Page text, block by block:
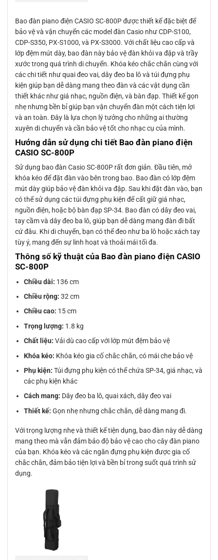
Bao đàn piano điện CASIO SC-800P được thiết kế đặc biệt để
bảo vệ và vận chuyển các model đàn Casio như CDP-S100,
CDP-S350, PX-S1000, và PX-S3000. Với chất liệu cao cấp và
lớp đệm mút dày, bao đàn này bảo vệ đàn khỏi va đập và trầy
xước trong quá trình di chuyển. Khóa kéo chắc chắn cùng với
các chi tiết như quai đeo vai, dây đeo ba lô và túi đựng phụ
kiện giúp bạn dễ dàng mang theo đàn và các vật dụng cần
thiết khác như giá nhạc, nguồn điện, và bàn đạp. Thiết kế gọn
nhẹ nhưng bền bỉ giúp bạn vận chuyển đàn một cách tiện lợi
và an toàn. Đây là lựa chọn lý tưởng cho những ai thường
xuyên di chuyển và cần bảo vệ tốt cho nhạc cụ của mình.
Hướng dẫn sử dụng chi tiết Bao đàn piano điện
CASIO SC-800P
Sử dụng bao đàn Casio SC-800P rất đơn giản. Đầu tiên, mở
khóa kéo để đặt đàn vào bên trong bao. Bao đàn có lớp đệm
mút dày giúp bảo vệ đàn khỏi va đập. Sau khi đặt đàn vào, bạn
có thể sử dụng các túi đựng phụ kiện để cất giữ giá nhạc,
nguồn điện, hoặc bộ bàn đạp SP-34. Bao đàn có dây đeo vai,
tay cầm và dây đeo ba lô, giúp bạn dễ dàng mang đàn đi bất
cứ đâu. Khi di chuyển, bạn có thể đeo như ba lô hoặc xách tay
tùy ý, mang đến sự linh hoạt và thoải mái tối đa.
Thông số kỹ thuật của Bao đàn piano điện CASIO
SC-800P
Chiều dài: 136 cm
Chiều rộng: 32 cm
Chiều cao: 15 cm
Trọng lượng: 1.8 kg
Chất liệu: Vải dù cao cấp với lớp mút đệm bảo vệ
Khóa kéo: Khóa kéo gia cố chắc chắn, có mái che bảo vệ
Phụ kiện: Túi đựng phụ kiện có thể chứa SP-34, giá nhạc, và
các phụ kiện khác
Cách mang: Dây đeo ba lô, quai xách, dây đeo vai
Thiết kế: Gọn nhẹ nhưng chắc chắn, dễ dàng mang đi.
Với trọng lượng nhẹ và thiết kế tiện dụng, bao đàn này dễ dàng
mang theo mà vẫn đảm bảo độ bảo vệ cao cho cây đàn piano
của bạn. Khóa kéo và các ngăn đựng phụ kiện được gia cố
chắc chắn, đảm bảo tiện lợi và bền bỉ trong suốt quá trình sử
dụng.